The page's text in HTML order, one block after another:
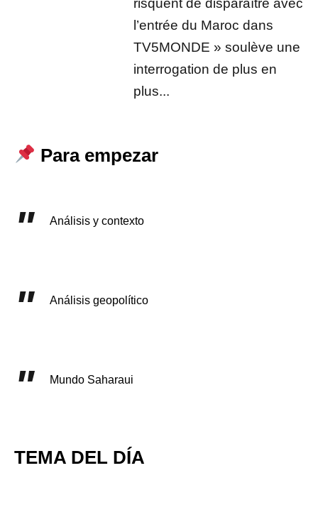
risquent de disparaître avec
l’entrée du Maroc dans
TV5MONDE » soulève une
interrogation de plus en
plus...
Para empezar
Análisis y contexto
Análisis geopolítico
Mundo Saharaui
TEMA DEL DÍA